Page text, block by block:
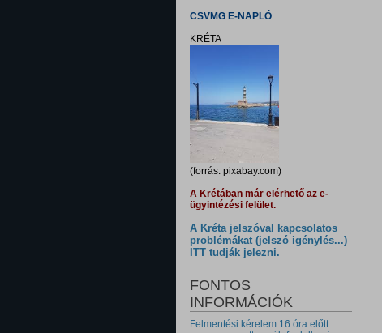
CSVMG E-NAPLÓ
KRÉTA
(forrás: pixabay.com)
A Krétában már elérhető az e-
ügyintézési felület.
A Kréta jelszóval kapcsolatos
problémákat (jelszó igénylés...)
ITT tudják jelezni.
FONTOS
INFORMÁCIÓK
Felmentési kérelem 16 óra előtt